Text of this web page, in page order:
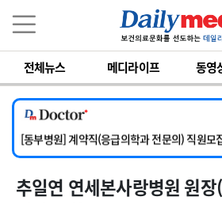
전체뉴스 메디라이프 동영
[서울아산병원] 2026년 하반기 인턴 모집
[영남대학교의료원] 마취통증의학과 임기제
[충남대학교병원] 소아청소년과(소아응급전담)
[동부병원] 계약직(응급의학과 전문의) 직원모
[이대목동병원] 하반기 전공의(레지던트1년차)
[서울아산병원] 2026년 하반기 인턴 모집
추일연 연세본사랑병원 원